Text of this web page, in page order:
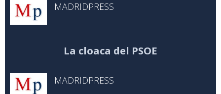
MADRIDPRESS
La cloaca del PSOE
MADRIDPRESS